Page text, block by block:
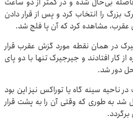
را انتخاب کرد و پس از قرار دادن
مشاهده کرد که آن پا فلج شد.
در همان نقطه مورد گزش عقرب قرار
کار افتادند و جیرجیرک تنها با دو پای
دور شد.
ناحیه سینه گاه یا توراکس نیز این بود
به طوری که وقتی آن را به پشت قرار